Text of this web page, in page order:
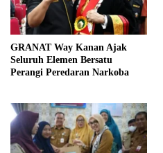
GRANAT Way Kanan Ajak
Seluruh Elemen Bersatu
Perangi Peredaran Narkoba